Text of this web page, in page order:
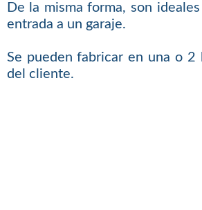
De la misma forma, son
entrada a un garaje.
Se pueden fabricar en una o 2
del cliente.